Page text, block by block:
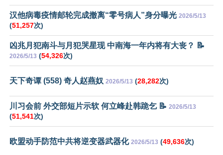
汉他病毒疫情邮轮完成撤离“零号病人”身分曝光 2026/5/13
(51,257次)
凶兆月犯南斗与月犯哭星现 中南海一年内将有大丧？ 📝
2026/5/13 (54,326次)
天下奇谭 (558) 奇人赵燕奴 2026/5/13 (28,282次)
川习会前 外交部短片示软 何立峰赴韩跪乞 📝 2026/5/13
(51,541次)
欧盟动手防范中共将逆变器武器化 2026/5/13 (49,636次)